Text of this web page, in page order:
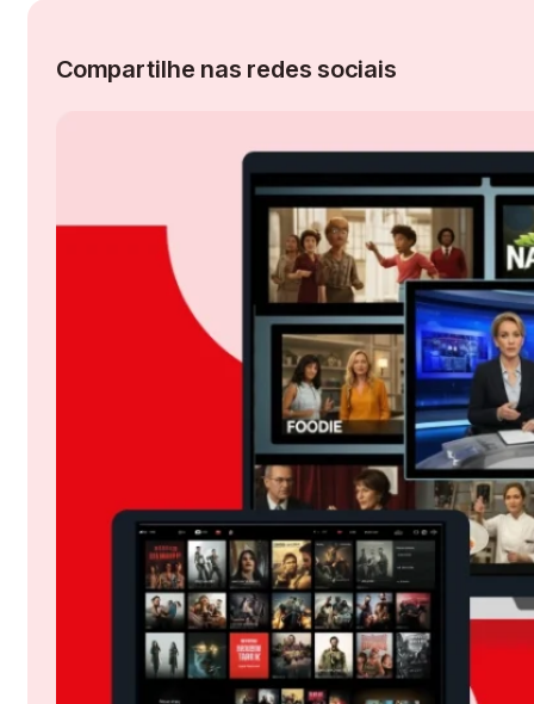
Compartilhe nas redes sociais